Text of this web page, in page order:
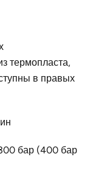
272
термопласта,
в правых
бар (400 бар